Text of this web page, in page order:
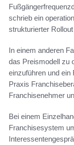
schrieb ein
strukturierter
In einem anderen
das Preismodell zu
einzuführen und ein
Praxis
Franchisenehmer
Bei einem
Franchisesystem